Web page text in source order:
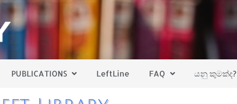
PUBLICATIONS LeftLine FAQ යනු කුමක්ද?